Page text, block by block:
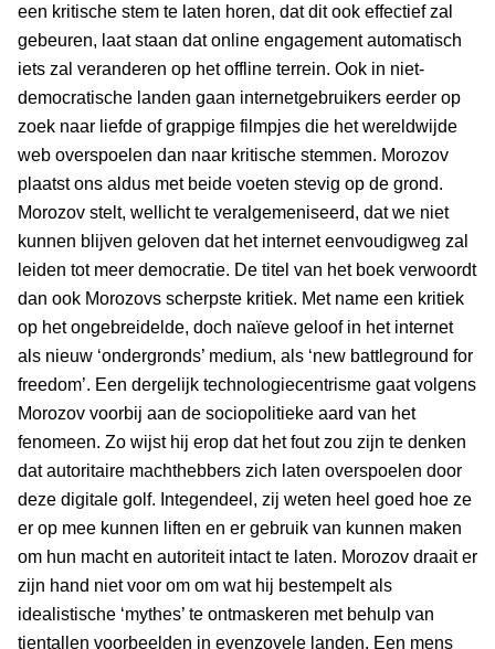
een kritische stem te laten horen, dat dit ook effectief zal
gebeuren, laat staan dat online engagement automatisch
iets zal veranderen op het offline terrein. Ook in niet-
democratische landen gaan internetgebruikers eerder op
zoek naar liefde of grappige filmpjes die het wereldwijde
web overspoelen dan naar kritische stemmen. Morozov
plaatst ons aldus met beide voeten stevig op de grond.
Morozov stelt, wellicht te veralgemeniseerd, dat we niet
kunnen blijven geloven dat het internet eenvoudigweg zal
leiden tot meer democratie. De titel van het boek verwoordt
dan ook Morozovs scherpste kritiek. Met name een kritiek
op het ongebreidelde, doch naïeve geloof in het internet
als nieuw ‘ondergronds’ medium, als ‘new battleground for
freedom’. Een dergelijk technologiecentrisme gaat volgens
Morozov voorbij aan de sociopolitieke aard van het
fenomeen. Zo wijst hij erop dat het fout zou zijn te denken
dat autoritaire machthebbers zich laten overspoelen door
deze digitale golf. Integendeel, zij weten heel goed hoe ze
er op mee kunnen liften en er gebruik van kunnen maken
om hun macht en autoriteit intact te laten. Morozov draait er
zijn hand niet voor om om wat hij bestempelt als
idealistische ‘mythes’ te ontmaskeren met behulp van
tientallen voorbeelden in evenzovele landen. Een mens